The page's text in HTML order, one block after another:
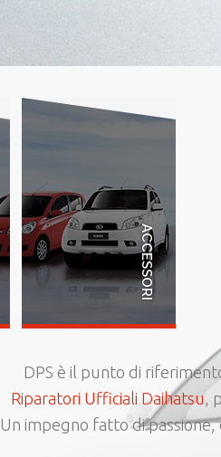
ACCESSORI
DPS è il punto di
Riparatori Ufficiali Daihatsu,
Un impegno fatto di